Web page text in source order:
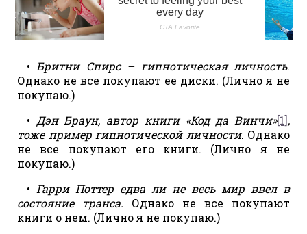
• Бритни Спирс – гипнотическая личность.
Однако не все покупают ее диски. (Лично я не
покупаю.)
• Дэн Браун, автор книги «Код да Винчи»[1],
тоже пример гипнотической личности. Однако
не все покупают его книги. (Лично я не
покупаю.)
• Гарри Поттер едва ли не весь мир ввел в
состояние транса. Однако не все покупают
книги о нем. (Лично я не покупаю.)